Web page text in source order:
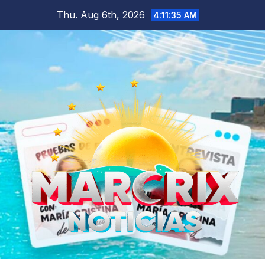
Thu. Aug 6th, 2026 4:11:37 AM